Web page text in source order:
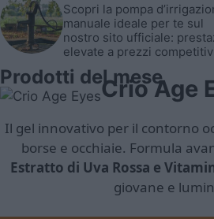
Scopri la pompa
manuale ideale per te sul
nostro sito ufficiale:
elevate a prezzi
Prodotti del mese
Crio Age
Il gel innovativo per il contorno
borse e occhiaie. Formula
Estratto di Uva Rossa e
giovane e